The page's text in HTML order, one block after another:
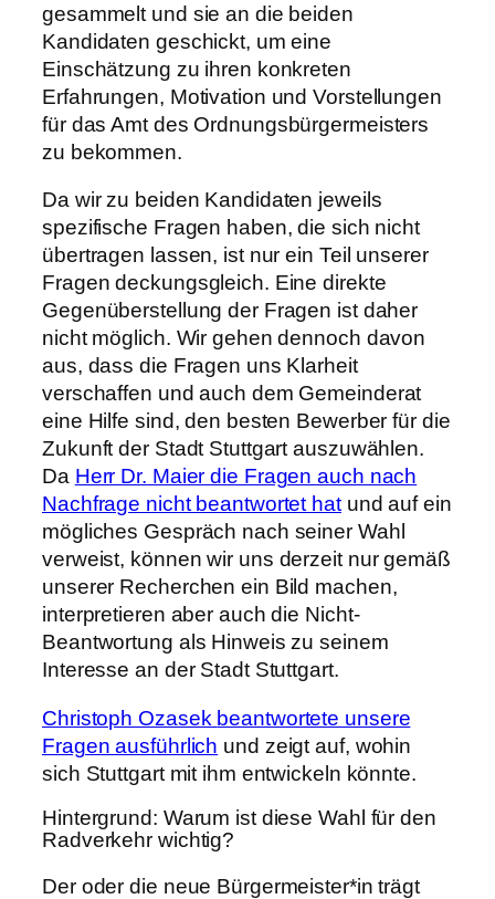
gesammelt und sie an die beiden
Kandidaten geschickt, um eine
Einschätzung zu ihren konkreten
Erfahrungen, Motivation und Vorstellungen
für das Amt des Ordnungsbürgermeisters
zu bekommen.
Da wir zu beiden Kandidaten jeweils
spezifische Fragen haben, die sich nicht
übertragen lassen, ist nur ein Teil unserer
Fragen deckungsgleich. Eine direkte
Gegenüberstellung der Fragen ist daher
nicht möglich. Wir gehen dennoch davon
aus, dass die Fragen uns Klarheit
verschaffen und auch dem Gemeinderat
eine Hilfe sind, den besten Bewerber für die
Zukunft der Stadt Stuttgart auszuwählen.
Da Herr Dr. Maier die Fragen auch nach
Nachfrage nicht beantwortet hatund auf ein
mögliches Gespräch nach seiner Wahl
verweist, können wir uns derzeit nur gemäß
unserer Recherchen ein Bild machen,
interpretieren aber auch die Nicht-
Beantwortung als Hinweis zu seinem
Interesse an der Stadt Stuttgart.
Christoph Ozasek beantwortete unsere
Fragen ausführlich und zeigt auf, wohin
sich Stuttgart mit ihm entwickeln könnte.
Hintergrund: Warum ist diese Wahl für den
Radverkehr wichtig?
Der oder die neue Bürgermeister*in trägt